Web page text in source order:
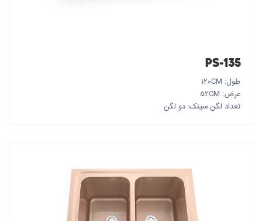
PS-135
طول: 120CM
عرض: 52CM
تعداد لگن سینک: دو لگن